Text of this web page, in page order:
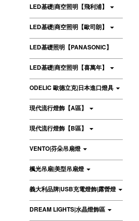
LED基礎|商空照明【飛利浦】
LED基礎|商空照明【歐司朗】
LED基礎照明【PANASONIC】
LED基礎|商空照明【喜萬年】
ODELIC 歐德立克|日本進口燈具
現代流行燈飾【A區】
現代流行燈飾【B區】
VENTO|芬朵吊扇燈
楓光吊扇|美型吊扇燈
義大利品牌|USB充電燈飾|露營燈
DREAM LIGHTS|水晶燈飾區